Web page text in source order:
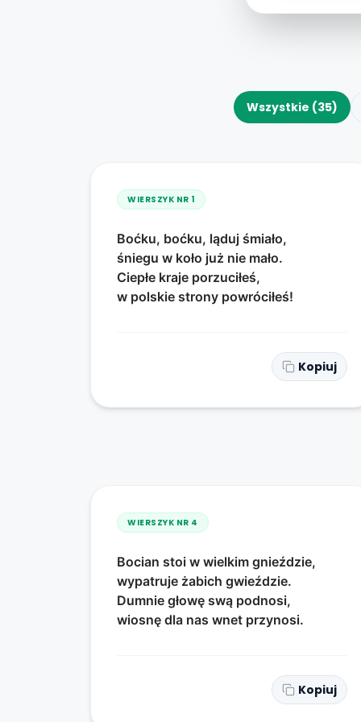
Wszystkie (35)
WIERSZYK NR 1
Boćku, boćku, ląduj śmiało,
śniegu w koło już nie mało.
Ciepłe kraje porzuciłeś,
w polskie strony powróciłeś!
Kopiuj
WIERSZYK NR 4
Bocian stoi w wielkim gnieździe,
wypatruje żabich gwieździe.
Dumnie głowę swą podnosi,
wiosnę dla nas wnet przynosi.
Kopiuj